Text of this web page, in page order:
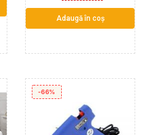
Adaugă în coș
-66%